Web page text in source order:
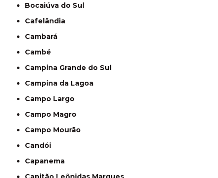
Bocaiúva do Sul
Cafelândia
Cambará
Cambé
Campina Grande do Sul
Campina da Lagoa
Campo Largo
Campo Magro
Campo Mourão
Candói
Capanema